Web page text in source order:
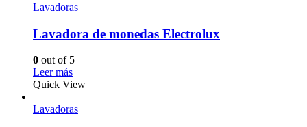
Lavadoras
Lavadora de monedas Electrolux
0 out of 5
Leer más
Quick View
Lavadoras